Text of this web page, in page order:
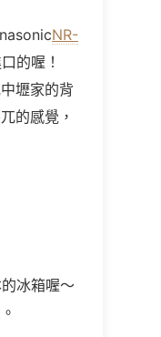
NR-
的喔！
壢家的背
的感覺，
的冰箱喔～